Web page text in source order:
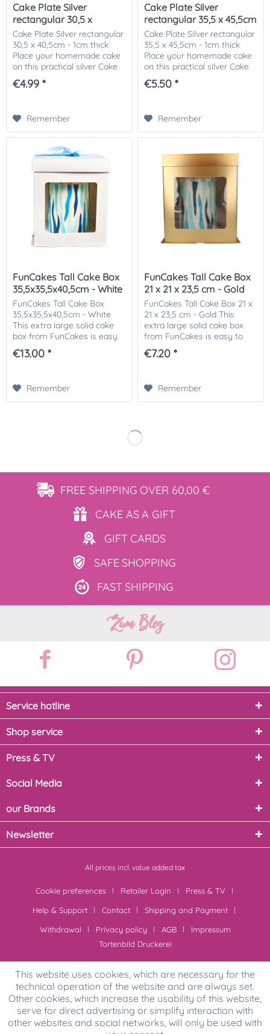
Cake Plate Silver
rectangular 30,5 x
40,5cm -...
Cake Plate Silver rectangular
30,5 x 40,5cm - 1cm thick
Place your homemade cake
on this practical silver Cake
Drum from FunCakes. The
solid quality Cake Drum has
€4.99 *
Remember
Cake Plate Silver
rectangular 35,5 x 45,5cm
-...
Cake Plate Silver rectangular
35,5 x 45,5cm - 1cm thick
Place your homemade cake
on this practical silver Cake
Drum from FunCakes. The
solid quality Cake Drum has
€5.50 *
Remember
FunCakes Tall Cake Box
35,5x35,5x40,5cm - White
FunCakes Tall Cake Box
35,5x35,5x40,5cm - White
This extra large solid cake
box from FunCakes is easy
to fold and ideal for
transporting large decorated
€13.00 *
Remember
FunCakes Tall Cake Box
21 x 21 x 23,5 cm - Gold
FunCakes Tall Cake Box 21 x
21 x 23,5 cm - Gold This
extra large solid cake box
from FunCakes is easy to
fold and ideal for
transporting large decorated
€7.20 *
Remember
FREE SHIPPING OVER 60,00 €
CAKE ASA GIFT
GIFT CARDS
SAFE SHOPPING
FAST SHIPPING
Zum Blog
Service hotline
Shop service
Press & TV
Social Media
our Brands
Newsletter
All prices incl. value added tax
Cookie preferences Retailer Login
Press & TV
Help & Support
Contact
Shipping and Payment
Withdrawal
Privacy policy AGB
Impressum
Tortenbild Druckerei
This website uses cookies, which are necessary for the
technical operation of the website and are always set.
Other cookies, which increase the usability of this website,
serve for direct advertising or simplify interaction with
other websites and social networks, will only be used with